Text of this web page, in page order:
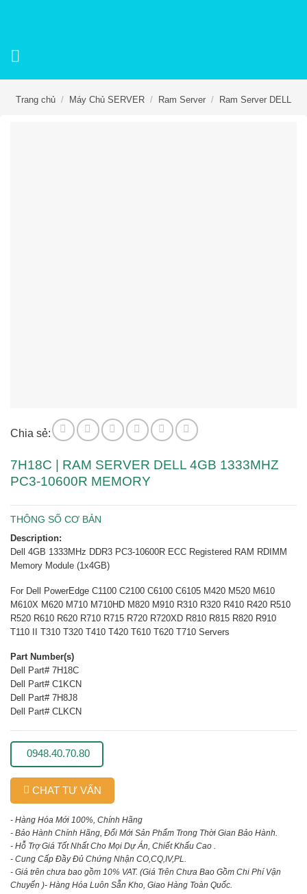
Trang chủ / Máy Chủ SERVER / Ram Server / Ram Server DELL
Chia sẻ:
7H18C | RAM SERVER DELL 4GB 1333MHZ
PC3-10600R MEMORY
THÔNG SỐ CƠ BẢN
Description:
Dell 4GB 1333MHz DDR3 PC3-10600R ECC Registered RAM RDIMM
Memory Module (1x4GB)
For Dell PowerEdge C1100 C2100 C6100 C6105 M420 M520 M610
M610X M620 M710 M710HD M820 M910 R310 R320 R410 R420 R510
R520 R610 R620 R710 R715 R720 R720XD R810 R815 R820 R910
T110 II T310 T320 T410 T420 T610 T620 T710 Servers
Part Number(s)
Dell Part# 7H18C
Dell Part# C1KCN
Dell Part# 7H8J8
Dell Part# CLKCN
0948.40.70.80
CHAT TƯ VẤN
- Hàng Hóa Mới 100%, Chính Hãng
- Bảo Hành Chính Hãng, Đổi Mới Sản Phẩm Trong Thời Gian Bảo Hành.
- Hỗ Trợ Giá Tốt Nhất Cho Mọi Dự Án, Chiết Khấu Cao .
- Cung Cấp Đầy Đủ Chứng Nhận CO,CQ,IV,PL.
- Giá trên chưa bao gồm 10% VAT. (Giá Trên Chưa Bao Gồm Chi Phí Vận
Chuyển )- Hàng Hóa Luôn Sẵn Kho, Giao Hàng Toàn Quốc.